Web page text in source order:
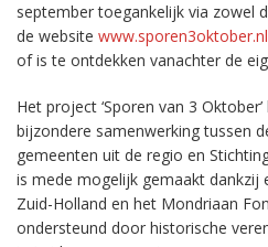
september toegankelijk via zowel
de website www.sporen3oktober.nl
of is te ontdekken vanachter de
Het project ‘Sporen van 3
bijzondere samenwerking tussen
gemeenten uit de regio en
is mede mogelijk gemaakt dankzij
Zuid-Holland en het Mondriaan
ondersteund door historische